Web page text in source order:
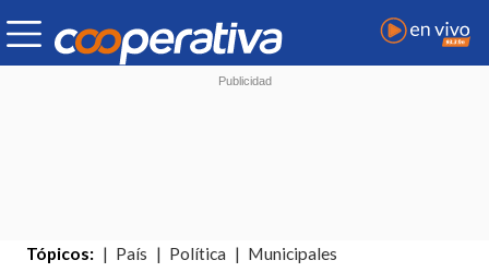
Tópicos: País Política Municipales